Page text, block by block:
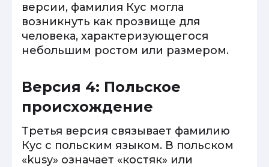
версии, фамилия Кус могла
возникнуть как прозвище для
человека, характеризующегося
небольшим ростом или размером.
Версия 4: Польское
происхождение
Третья версия связывает фамилию
Кус с польским языком. В польском
«kusy» означает «костяк» или